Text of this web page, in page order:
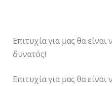
Επιτυχία για μας θα
δυνατός!
Επιτυχία για μας θα